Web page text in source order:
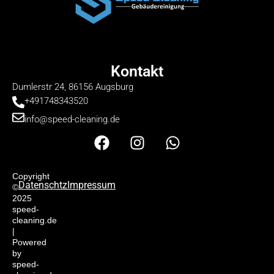
Kontakt
Dumlerstr 24, 86156 Augsburg
+491748343520
info@speed-cleaning.de
F
a
e
b
I
n
W
h
Copyright
©
2025
speed-
cleaning.de
|
Powered
by
speed-
Datenschtz Impressum